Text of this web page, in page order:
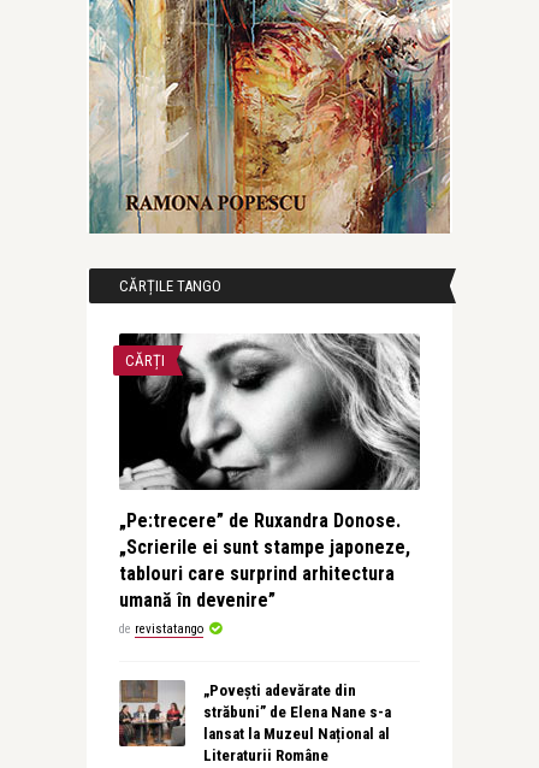
CĂRȚILE TANGO
CĂRȚI
„Pe:trecere” de Ruxandra Donose.
„Scrierile ei sunt stampe japoneze,
tablouri care surprind arhitectura
umană în devenire”
de revistatango
„Povești adevărate din
străbuni” de Elena Nane s-a
lansat la Muzeul Național al
Literaturii Române